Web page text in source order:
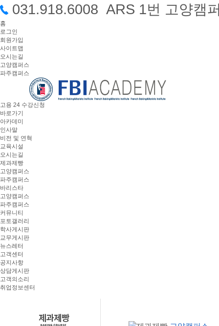
031.918.6008 ARS 1번 고양캠
홈
로그인
회원가입
사이트맵
오시는길
고양캠퍼스
파주캠퍼스
고용 24 수강신청
바로가기
아카데미
인사말
비전 및 연혁
교육시설
오시는길
제과제빵
고양캠퍼스
파주캠퍼스
바리스타
고양캠퍼스
파주캠퍼스
커뮤니티
포토갤러리
학사게시판
교무게시판
뉴스레터
고객센터
공지사항
상담게시판
고객의소리
취업정보센터